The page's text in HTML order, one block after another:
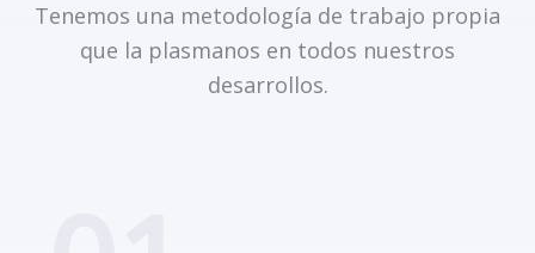
Tenemos una metodología de trabajo propia
que la plasmanos en todos nuestros
desarrollos.